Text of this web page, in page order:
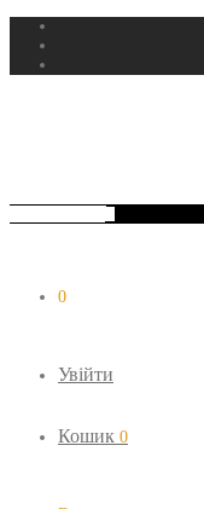
0
Увійти
Кошик 0